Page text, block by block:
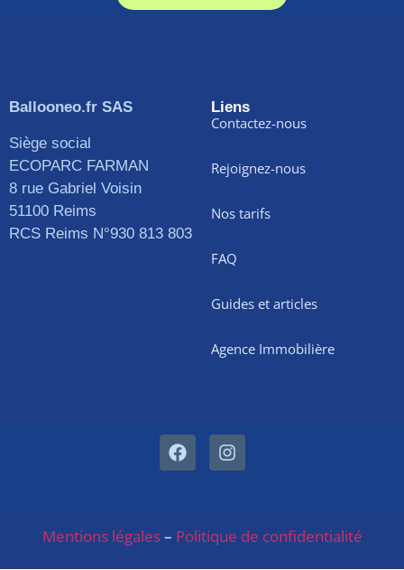
Ballooneo.fr SAS
Siège social
ECOPARC FARMAN
8 rue Gabriel Voisin
51100 Reims
RCS Reims N°930 813 803
Liens
Contactez-nous
Rejoignez-nous
Nos tarifs
FAQ
Guides et articles
Agence Immobilière
Mentions légales– Politique de confidentialité